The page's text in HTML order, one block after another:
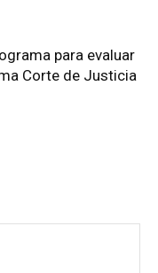
para evaluar
Corte de Justicia